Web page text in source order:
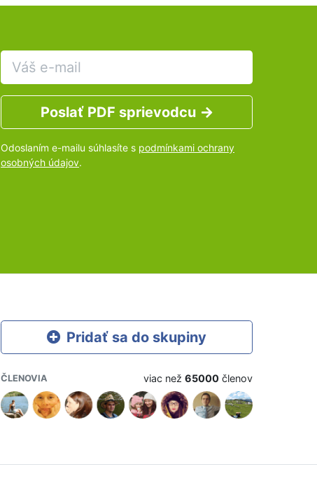
Poslať PDF sprievodcu
Odoslaním e-mailu súhlasíte s podmínkami ochrany
osobných údajov.
Pridať sa do skupiny
ČLENOVIA viac než 65000členov